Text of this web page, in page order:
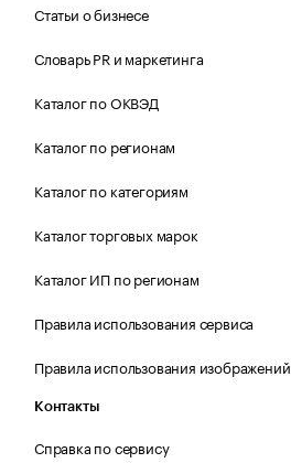
Статьи о бизнесе
Словарь PR и маркетинга
Каталог по ОКВЭД
Каталог по регионам
Каталог по категориям
Каталог торговых марок
Каталог ИП по регионам
Правила использования сервиса
Правила использования изображений
Контакты
Справка по сервису